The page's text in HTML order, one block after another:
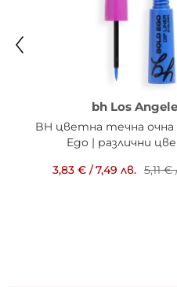
bh Los
BH цветна течна очна
Ego | различни
3,83 € /7,49 лв. 5,11 €